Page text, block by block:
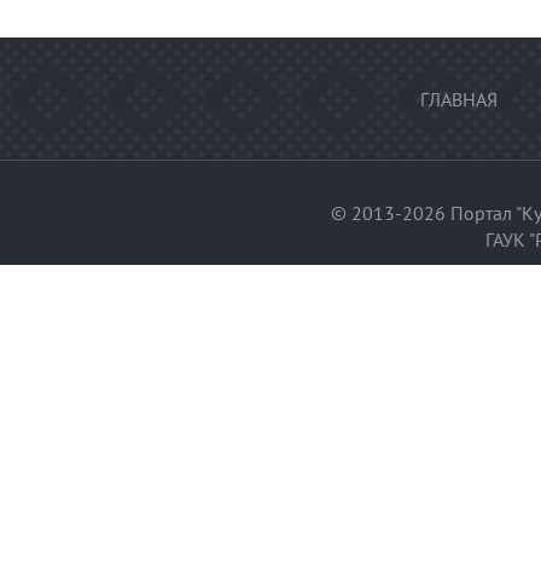
ГЛАВНАЯ
© 2013-2026 Портал
ГАУК